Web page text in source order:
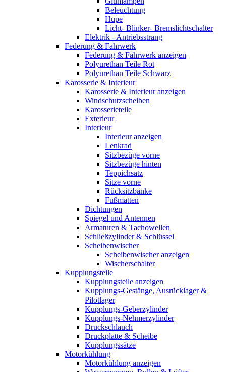
Beleuchtung
Hupe
Licht- Blinker- Bremslichtschalter
Elektrik - Antriebsstrang
Federung & Fahrwerk
Federung & Fahrwerk anzeigen
Polyurethan Teile Rot
Polyurethan Teile Schwarz
Karosserie & Interieur
Karosserie & Interieur anzeigen
Windschutzscheiben
Karosserieteile
Exterieur
Interieur
Interieur anzeigen
Lenkrad
Sitzbezüge vorne
Sitzbezüge hinten
Teppichsatz
Sitze vorne
Rücksitzbänke
Fußmatten
Dichtungen
Spiegel und Antennen
Armaturen & Tachowellen
Schließzylinder & Schlüssel
Scheibenwischer
Scheibenwischer anzeigen
Wischerschalter
Kupplungsteile
Kupplungsteile anzeigen
Kupplungs-Gestänge, Ausrücklager &
Pilotlager
Kupplungs-Geberzylinder
Kupplungs-Nehmerzylinder
Druckschlauch
Druckplatte & Scheibe
Kupplungssätze
Motorkühlung
Motorkühlung anzeigen